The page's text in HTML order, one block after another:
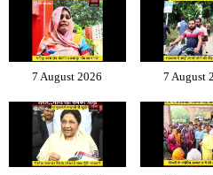
7 August 2026 7 August